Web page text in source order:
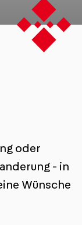
oder
- in
Wünsche